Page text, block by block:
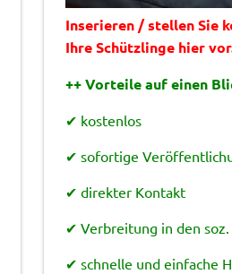
Inserieren / stellen Sie
Ihre Schützlinge hier
++ Vorteile auf einen
✔ kostenlos
✔ sofortige
✔ direkter Kontakt
✔ Verbreitung in den
✔ schnelle und einfache